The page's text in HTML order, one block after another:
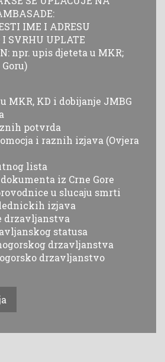
IME I ADRESU
SVRHU UPLATE
npr. upis djeteta u MKR;
MKR, KD i dobijanje JMBG
potvrda
i raznih izjava (Ovjera
lista
iz Crne Gore
u slucaju smrti
izjava
drzavljanstva
statusa
drzavljanstva
drzavljanstvo